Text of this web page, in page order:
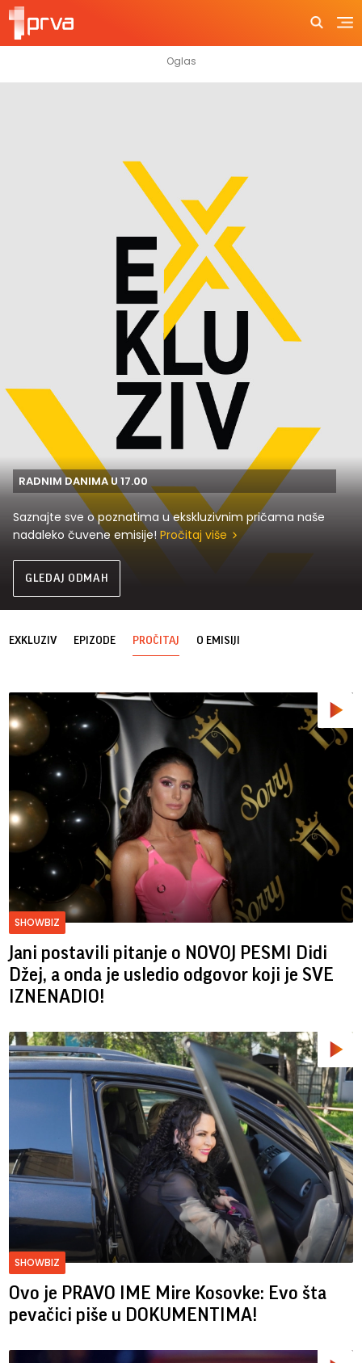
RADNIM DANIMA U 17.00
Saznajte sve o poznatima u ekskluzivnim pričama naše
nadaleko čuvene emisije! Pročitaj više
GLEDAJ ODMAH
EXKLUZIV EPIZODE PROČITAJ O EMISIJI
SHOWBIZ
Jani postavili pitanje o NOVOJ PESMI Didi
Džej, a onda je usledio odgovor koji je SVE
IZNENADIO!
SHOWBIZ
Ovo je PRAVO IME Mire Kosovke: Evo šta
pevačici piše u DOKUMENTIMA!